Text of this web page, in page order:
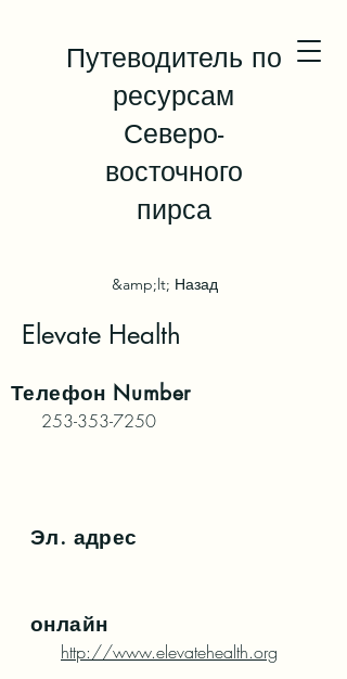
Путеводитель по
ресурсам
Северо-
восточного
пирса
&amp;lt; Назад
Elevate Health
Телефон Number
253-353-7250
Эл. адрес
онлайн
http://www.elevatehealth.org